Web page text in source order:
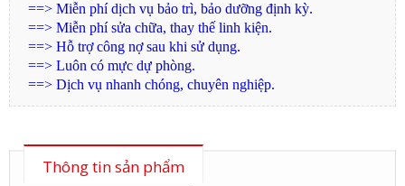
==> Miễn phí dịch vụ bảo trì, bảo dưỡng định kỳ.
==> Miễn phí sửa chữa, thay thế linh kiện.
==> Hỗ trợ công nợ sau khi sử dụng.
==> Luôn có mực dự phòng.
==> Dịch vụ nhanh chóng, chuyên nghiệp.
Thông tin sản phẩm